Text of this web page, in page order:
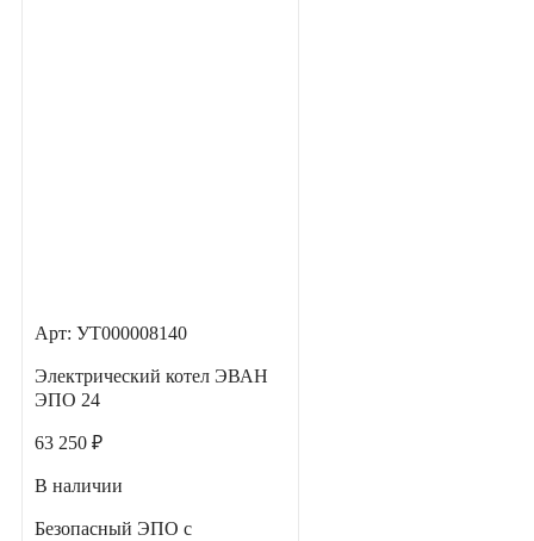
Арт: УТ000008140
Электрический котел ЭВАН
ЭПО 24
63 250 ₽
В наличии
Безопасный ЭПО с